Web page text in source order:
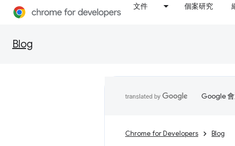
文件 個案研究
Blog
Google 會
Chrome for Developers Blog